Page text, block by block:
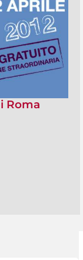
Roma